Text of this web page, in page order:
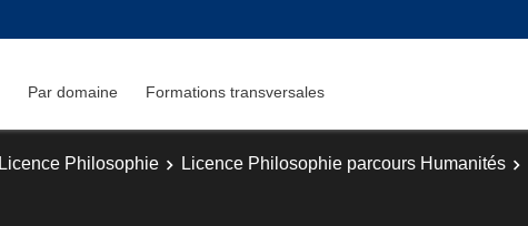
Par domaine Formations transversales
Licence Philosophie Licence Philosophie parcours Humanités